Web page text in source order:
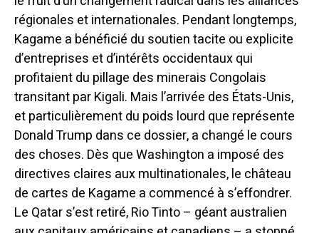
régionales et internationales. Pendant longtemps,
Kagame a bénéficié du soutien tacite ou explicite
d’entreprises et d’intérêts occidentaux qui
profitaient du pillage des minerais Congolais
transitant par Kigali. Mais l’arrivée des États-Unis,
et particulièrement du poids lourd que représente
Donald Trump dans ce dossier, a changé le cours
des choses. Dès que Washington a imposé des
directives claires aux multinationales, le château
de cartes de Kagame a commencé à s’effondrer.
Le Qatar s’est retiré, Rio Tinto – géant australien